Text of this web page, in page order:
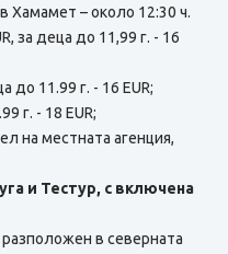
Хамамет – около 12:30 ч.
за деца до 11,99 г. - 16
до 11.99 г. - 16 EUR;
г. - 18 EUR;
на местната агенция,
и Тестур, с включена
в северната